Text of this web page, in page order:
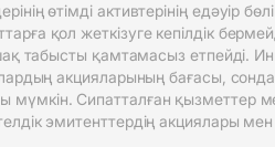
өтімді активтерінің едәуір
қол жеткізуге кепілдік
табысты қамтамасыз етпейді.
акцияларының бағасы,
Сипатталған қызметтер
эмитенттердің акциялары мен